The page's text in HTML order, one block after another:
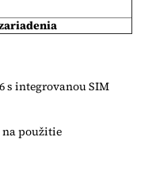
s integrovanou SIM
na použitie